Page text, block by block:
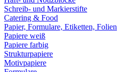
Schreib- und Markierstifte
Catering & Food
Papier, Formulare, Etiketten, Folien
Papiere weiß
Papiere farbig
Strukturpapiere
Motivpapiere